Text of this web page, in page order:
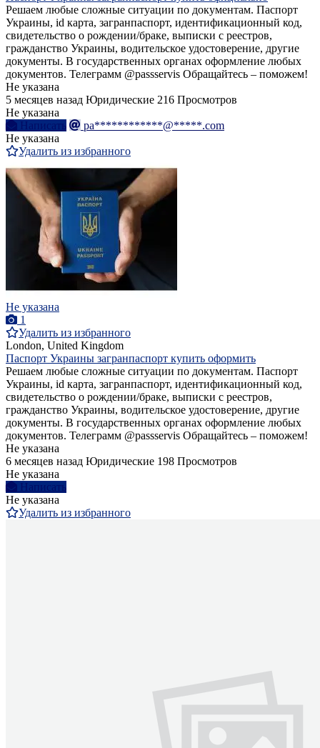
Решаем любые сложные ситуации по документам. Паспорт
Украины, id карта, загранпаспорт, идентификационный код,
свидетельство о рождении/браке, выписки с реестров,
гражданство Украины, водительское удостоверение, другие
документы. В государственных органах оформление любых
документов. Телеграмм @passservis Обращайтесь – поможем!
Не указана
5 месяцев назад Юридические 216 Просмотров
Не указана
Написать
pa************@*****.com
Не указана
Удалить из избранного
Не указана
1
Удалить из избранного
London, United Kingdom
Паспорт Украины загранпаспорт купить оформить
Решаем любые сложные ситуации по документам. Паспорт
Украины, id карта, загранпаспорт, идентификационный код,
свидетельство о рождении/браке, выписки с реестров,
гражданство Украины, водительское удостоверение, другие
документы. В государственных органах оформление любых
документов. Телеграмм @passservis Обращайтесь – поможем!
Не указана
6 месяцев назад Юридические 198 Просмотров
Не указана
Написать
Не указана
Удалить из избранного